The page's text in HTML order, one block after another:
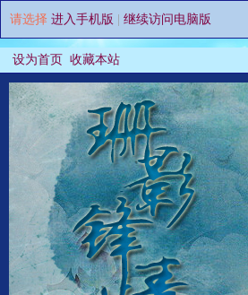
请选择 进入手机版 继续访问电脑版
设为首页 收藏本站